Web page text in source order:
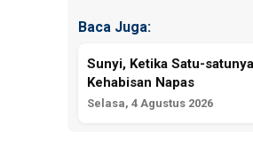
Baca Juga:
Sunyi, Ketika Satu-
Kehabisan Napas
Selasa, 4 Agustus 2026